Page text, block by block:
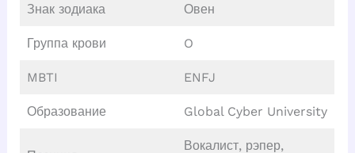
Знак зодиака Овен
Группа крови O
MBTI ENFJ
Образование Global Cyber University
Вокалист, рэпер,